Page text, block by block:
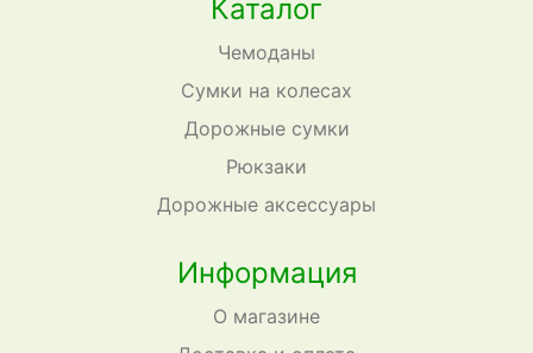
Каталог
Чемоданы
Сумки на колесах
Дорожные сумки
Рюкзаки
Дорожные аксессуары
Информация
О магазине